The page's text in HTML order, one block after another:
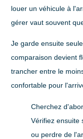
louer un véhicule à
gérer vaut souvent
Je garde ensuite
comparaison devient
trancher entre le
confortable pour
Cherchez
Vérifiez ensuite
ou perdre de